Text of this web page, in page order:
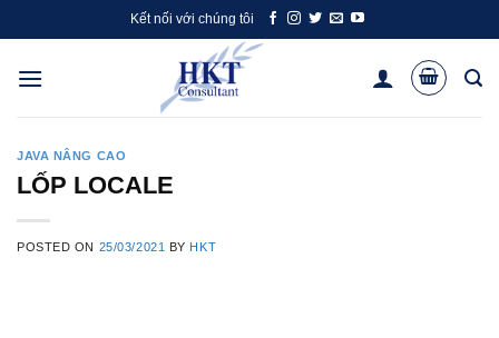
to
content
Kết nối với chúng tôi
JAVA NÂNG CAO
LỐP LOCALE
POSTED ON 25/03/2021 BY HKT